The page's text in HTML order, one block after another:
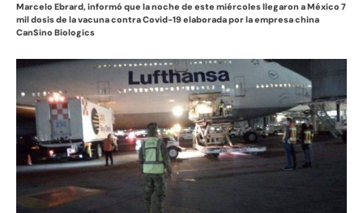
Marcelo Ebrard, informó que la noche de este miércoles llegaron a México 7
mil dosis de la vacuna contra Covid-19 elaborada por la empresa china
CanSino Biologics